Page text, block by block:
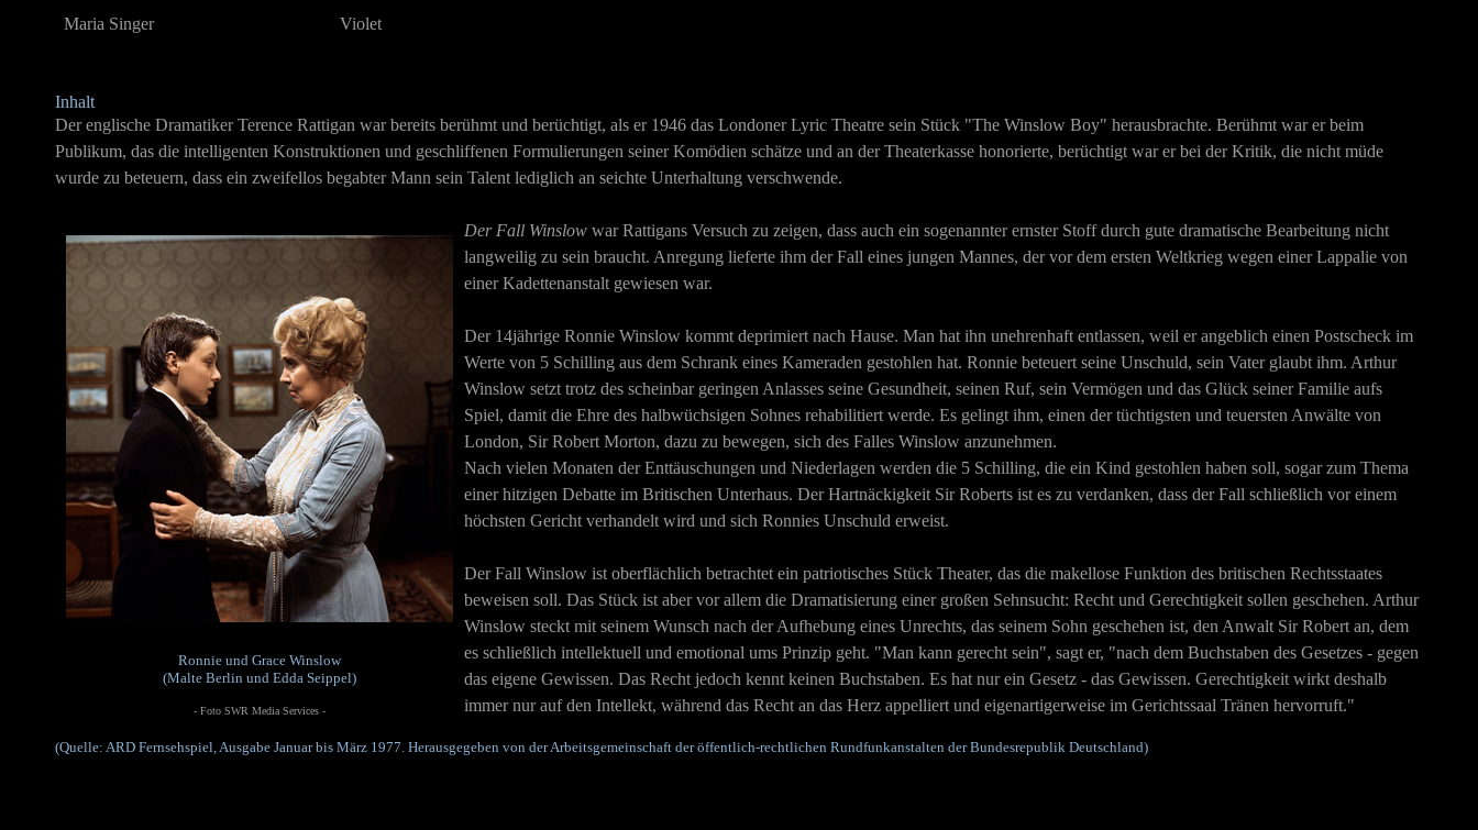
Maria Singer Violet
Inhalt
Der englische Dramatiker Terence Rattigan war bereits berühmt und berüchtigt, als er 1946 das Londoner Lyric Theatre sein Stück "The Winslow Boy" herausbrachte. Berühmt war er beim
Publikum, das die intelligenten Konstruktionen und geschliffenen Formulierungen seiner Komödien schätze und an der Theaterkasse honorierte, berüchtigt war er bei der Kritik, die nicht müde
wurde zu beteuern, dass ein zweifellos begabter Mann sein Talent lediglich an seichte Unterhaltung verschwende.
Ronnie und Grace Winslow
(Malte Berlin und Edda Seippel)
- Foto SWR Media Services -
Der Fall Winslow war Rattigans Versuch zu zeigen, dass auch ein sogenannter ernster Stoff durch gute dramatische Bearbeitung nicht
langweilig zu sein braucht. Anregung lieferte ihm der Fall eines jungen Mannes, der vor dem ersten Weltkrieg wegen einer Lappalie von
einer Kadettenanstalt gewiesen war.
Der 14jährige Ronnie Winslow kommt deprimiert nach Hause. Man hat ihn unehrenhaft entlassen, weil er angeblich einen Postscheck im
Werte von 5 Schilling aus dem Schrank eines Kameraden gestohlen hat. Ronnie beteuert seine Unschuld, sein Vater glaubt ihm. Arthur
Winslow setzt trotz des scheinbar geringen Anlasses seine Gesundheit, seinen Ruf, sein Vermögen und das Glück seiner Familie aufs
Spiel, damit die Ehre des halbwüchsigen Sohnes rehabilitiert werde. Es gelingt ihm, einen der tüchtigsten und teuersten Anwälte von
London, Sir Robert Morton, dazu zu bewegen, sich des Falles Winslow anzunehmen.
Nach vielen Monaten der Enttäuschungen und Niederlagen werden die 5 Schilling, die ein Kind gestohlen haben soll, sogar zum Thema
einer hitzigen Debatte im Britischen Unterhaus. Der Hartnäckigkeit Sir Roberts ist es zu verdanken, dass der Fall schließlich vor einem
höchsten Gericht verhandelt wird und sich Ronnies Unschuld erweist.
Der Fall Winslow ist oberflächlich betrachtet ein patriotisches Stück Theater, das die makellose Funktion des britischen Rechtsstaates
beweisen soll. Das Stück ist aber vor allem die Dramatisierung einer großen Sehnsucht: Recht und Gerechtigkeit sollen geschehen. Arthur
Winslow steckt mit seinem Wunsch nach der Aufhebung eines Unrechts, das seinem Sohn geschehen ist, den Anwalt Sir Robert an, dem
es schließlich intellektuell und emotional ums Prinzip geht. "Man kann gerecht sein", sagt er, "nach dem Buchstaben des Gesetzes - gegen
das eigene Gewissen. Das Recht jedoch kennt keinen Buchstaben. Es hat nur ein Gesetz - das Gewissen. Gerechtigkeit wirkt deshalb
immer nur auf den Intellekt, während das Recht an das Herz appelliert und eigenartigerweise im Gerichtssaal Tränen hervorruft."
(Quelle: ARD Fernsehspiel, Ausgabe Januar bis März 1977. Herausgegeben von der Arbeitsgemeinschaft der öffentlich-rechtlichen Rundfunkanstalten der Bundesrepublik Deutschland)